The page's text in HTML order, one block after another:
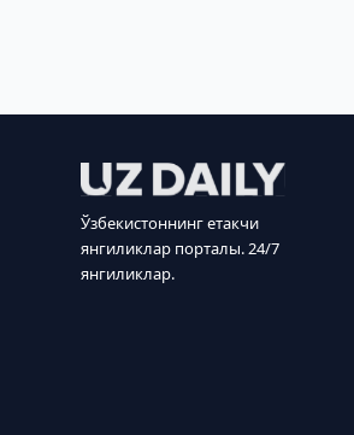
Ўзбекистоннинг етакчи
янгиликлар порталы. 24/7
янгиликлар.